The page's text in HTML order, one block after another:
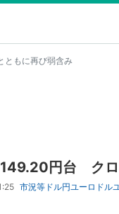
ともに再び弱含み
149.20円台 ク
市況等 ドル円ユーロドル